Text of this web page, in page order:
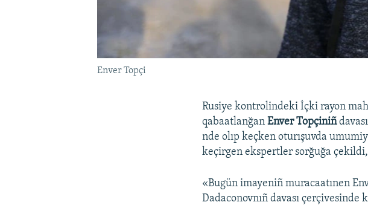
Enver Topçi
Rusiye kontrolindeki İçki rayon
qabaatlanğanEnver Topçiniñ
nde olıp keçken oturışuvda
keçirgen ekspertler sorğuğa
«Bugün imayeniñ muracaatınen
Dadaconovnıñ davası